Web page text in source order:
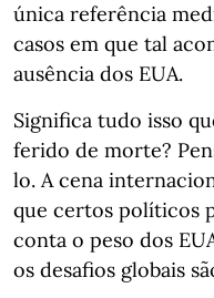
única referência
casos em que tal
ausência dos EUA.
Significa tudo isso
ferido de morte?
lo. A cena
que certos políticos
conta o peso dos
os desafios globais